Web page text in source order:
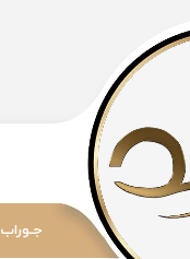
جـوراب